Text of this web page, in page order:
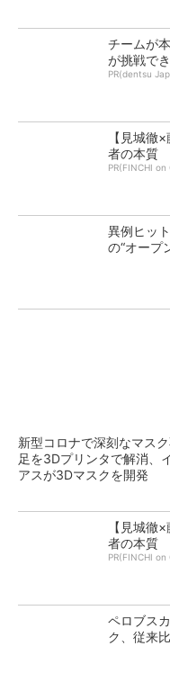
チームが
が挑戦で
PR(dentsu
【見城徹
者の本質
PR(FINCHI on
異例ヒッ
の“オープ
新型コロナで深刻なマス
足を3Dプリンタで解消、
アスが3Dマスクを開発
【見城徹
者の本質
PR(FINCHI on
ペロブス
ク、従来